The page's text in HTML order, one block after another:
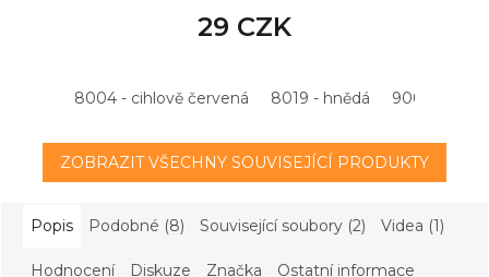
29 CZK
8004 - cihlově červená 8019 - hnědá 9005 - černá
ZOBRAZIT VŠECHNY SOUVISEJÍCÍ PRODUKTY
Popis Podobné (8) Související soubory (2) Videa (1)
Hodnocení Diskuze Značka Ostatní informace